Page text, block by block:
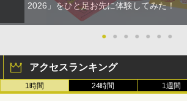
2026」をひと足お先に体験してみた！
● ● ● ● ● ● ●
アクセスランキング
1時間 24時間 1週間